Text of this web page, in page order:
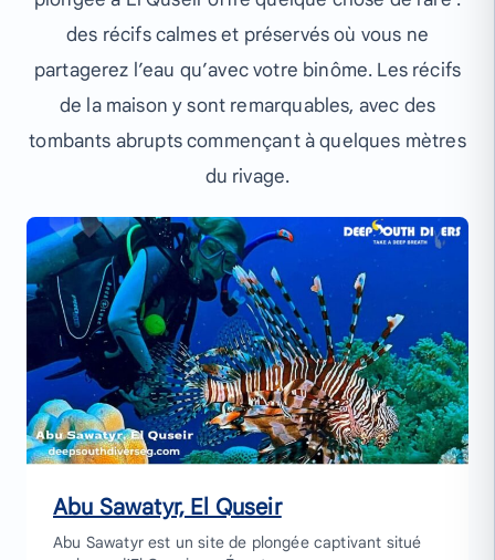
des récifs calmes et préservés où vous ne
partagerez l’eau qu’avec votre binôme. Les récifs
de la maison y sont remarquables, avec des
tombants abrupts commençant à quelques mètres
du rivage.
Abu Sawatyr, El Quseir
Abu Sawatyr est un site de plongée captivant situé